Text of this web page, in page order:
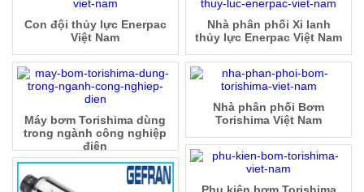
Nhà phân phối Xi lanh
thủy lực Enerpac Việt Nam
Con đội thủy lực Enerpac
Việt Nam
Nhà phân phối Bơm
Torishima Việt Nam
Máy bơm Torishima dùng
trong ngành công nghiệp
điện